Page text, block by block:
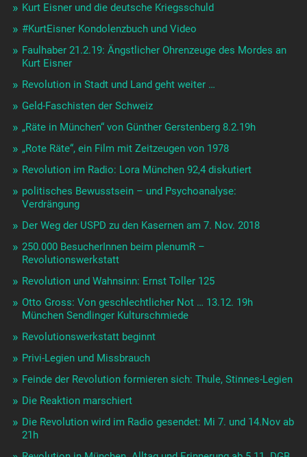
Kurt Eisner und die deutsche Kriegsschuld
#KurtEisner Kondolenzbuch und Video
Faulhaber 21.2.19: Ängstlicher Ohrenzeuge des Mordes an
Kurt Eisner
Revolution in Stadt und Land geht weiter …
Geld-Faschisten der Schweiz
„Räte in München“ von Günther Gerstenberg 8.2.19h
„Rote Räte“, ein Film mit Zeitzeugen von 1978
Revolution im Radio: Lora München 92,4 diskutiert
politisches Bewusstsein – und Psychoanalyse:
Verdrängung
Der Weg der USPD zu den Kasernen am 7. Nov. 2018
250.000 BesucherInnen beim plenumR –
Revolutionswerkstatt
Revolution und Wahnsinn: Ernst Toller 125
Otto Gross: Von geschlechtlicher Not … 13.12. 19h
München Sendlinger Kulturschmiede
Revolutionswerkstatt beginnt
Privi-Legien und Missbrauch
Feinde der Revolution formieren sich: Thule, Stinnes-Legien
Die Reaktion marschiert
Die Revolution wird im Radio gesendet: Mi 7. und 14.Nov ab
21h